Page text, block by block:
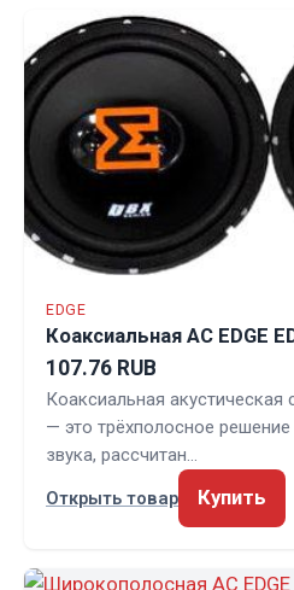
EDGE
Коаксиальная АС EDGE
107.76 RUB
Коаксиальная акустическая
— это трёхполосное
звука, рассчитан…
Открыть товар
Купить